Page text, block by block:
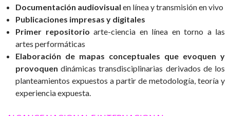
Documentación audiovisual en línea y transmisión en vivo
Publicaciones impresas y digitales
Primer repositorio arte-ciencia en línea en torno a las
artes performáticas
Elaboración de mapas conceptuales que evoquen y
provoquendinámicas transdisciplinarias derivados de los
planteamientos expuestos a partir de metodología, teoría y
experiencia expuesta.